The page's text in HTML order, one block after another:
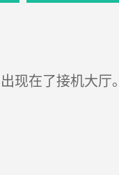
现在了接机大厅